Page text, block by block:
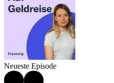
Neueste Episode